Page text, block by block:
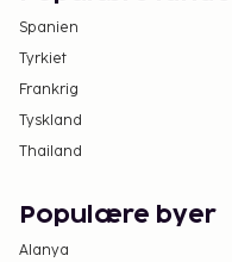
Spanien
Tyrkiet
Frankrig
Tyskland
Thailand
Populære byer
Alanya